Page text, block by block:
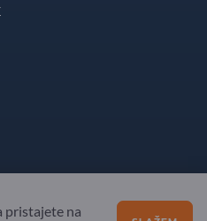
pristajete na